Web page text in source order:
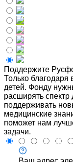
Поддержите
Только
детей. Фонду
расширять спектр
поддерживать
медицинские
поможет нам
задачи.